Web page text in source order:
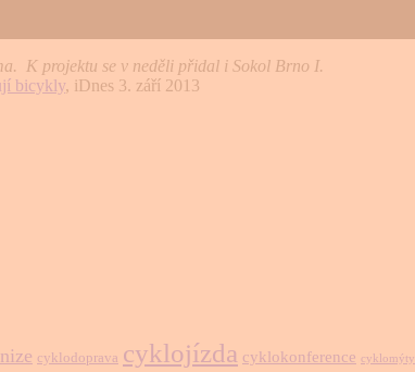
K projektu se v neděli přidal i Sokol Brno I.
bicykly, iDnes 3. září 2013
cyklodoprava cyklojízda cyklokonference cyklomýty